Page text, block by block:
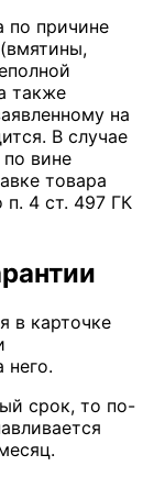
по причине
также
на
В случае
по вине
товара
п. 4 ст. 497 ГК
в карточке
него.
срок, то по-